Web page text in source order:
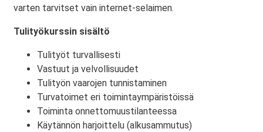
varten tarvitset vain internet-selaimen.
Tulityökurssin sisältö
Tulityöt turvallisesti
Vastuut ja velvollisuudet
Tulityön vaarojen tunnistaminen
Turvatoimet eri toimintaympäristöissä
Toiminta onnettomuustilanteessa
Käytännön harjoittelu (alkusammutus)